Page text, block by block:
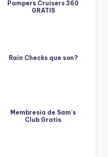
Pampers Cruisers 360
GRATIS
Rain Checks que son?
Membresia de Sam's
Club Gratis